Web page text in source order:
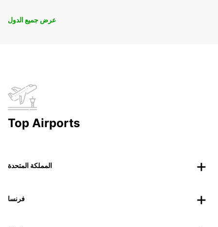
عرض جميع الدول
Top Airports
المملكة المتحدة
فرنسا